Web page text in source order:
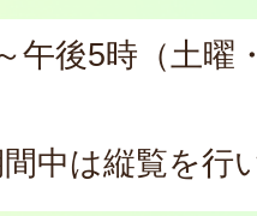
午後5時（土曜
中は縦覧を行